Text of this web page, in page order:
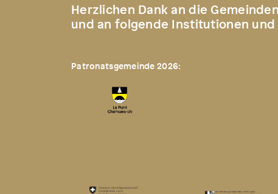
Herzlichen Dank an die
und an folgende Institutionen
Patronatsgemeinde 2026: